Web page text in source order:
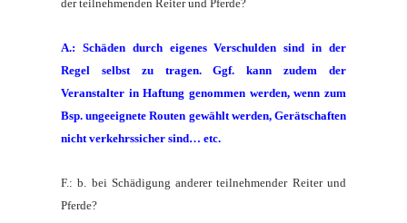
der teilnehmenden Reiter und Pferde?
A.: Schäden durch eigenes Verschulden sind in der
Regel selbst zu tragen. Ggf. kann zudem der
Veranstalter in Haftung genommen werden, wenn zum
Bsp. ungeeignete Routen gewählt werden, Gerätschaften
nicht verkehrssicher sind… etc.
F.: b. bei Schädigung anderer teilnehmender Reiter und
Pferde?